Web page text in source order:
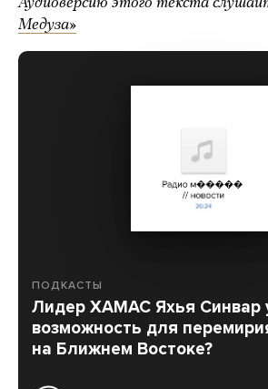
Медуза»
ПОДКАСТЫ
Лидер ХАМАС Яхья Синвар
возможность для
на Ближнем Востоке?